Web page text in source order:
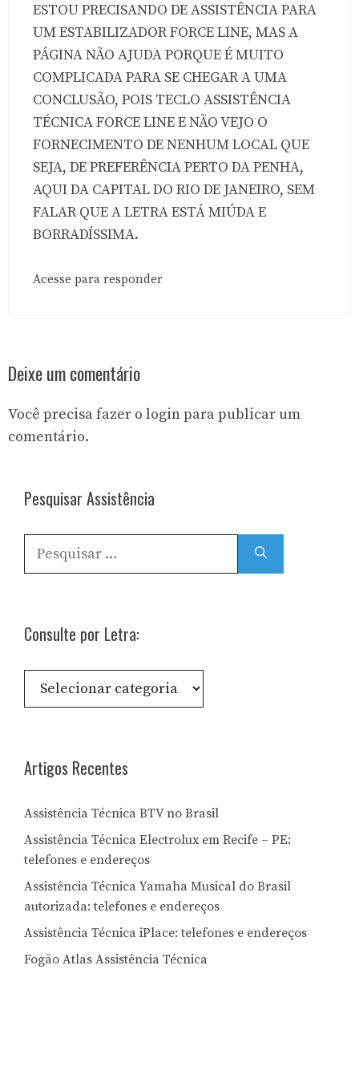
ESTOU PRECISANDO DE ASSISTÊNCIA PARA
UM ESTABILIZADOR FORCE LINE, MAS A
PÁGINA NÃO AJUDA PORQUE É MUITO
COMPLICADA PARA SE CHEGAR A UMA
CONCLUSÃO, POIS TECLO ASSISTÊNCIA
TÉCNICA FORCE LINE E NÃO VEJO O
FORNECIMENTO DE NENHUM LOCAL QUE
SEJA, DE PREFERÊNCIA PERTO DA PENHA,
AQUI DA CAPITAL DO RIO DE JANEIRO, SEM
FALAR QUE A LETRA ESTÁ MIÚDA E
BORRADÍSSIMA.
Acesse para responder
Deixe um comentário
Você precisa fazer o loginpara publicar um
comentário.
Pesquisar Assistência
Pesquisar
por:
Consulte por Letra:
Consulte
Artigos Recentes
Assistência Técnica BTV no Brasil
Assistência Técnica Electrolux em Recife – PE:
telefones e endereços
Assistência Técnica Yamaha Musical do Brasil
autorizada: telefones e endereços
Assistência Técnica iPlace: telefones e endereços
Fogão Atlas Assistência Técnica